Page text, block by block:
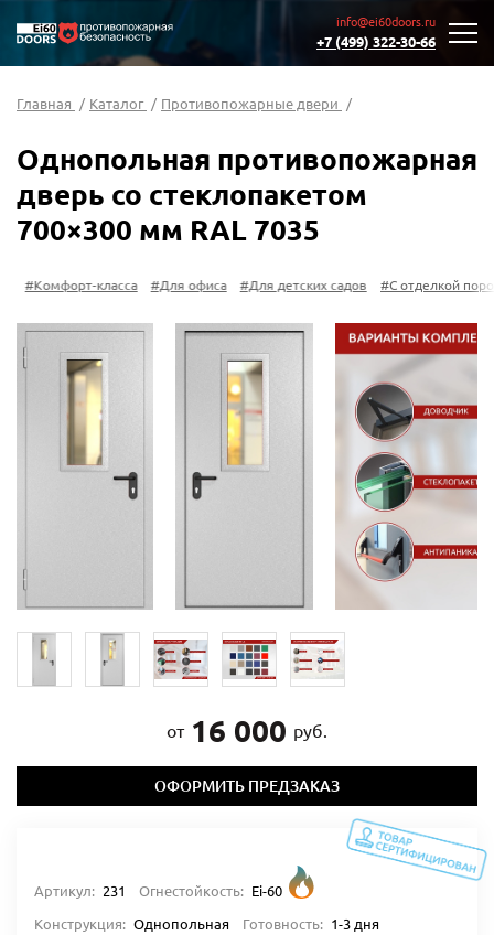
info@ei60doors.ru
+7 (499) 322-30-66
Главная / Каталог / Противопожарные двери /
Однопольная противопожарная
дверь со стеклопакетом
700×300 мм RAL 7035
#Комфорт-класса #Для офиса #Для детских садов #С отделкой
от 16 000 руб.
ОФОРМИТЬ ПРЕДЗАКАЗ
Артикул: 231 Огнестойкость: Ei-60
Конструкция: Однопольная Готовность: 1-3 дня